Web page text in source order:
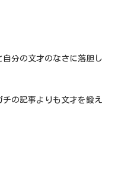
分の文才のなさに落胆し
の記事よりも文才を鍛え